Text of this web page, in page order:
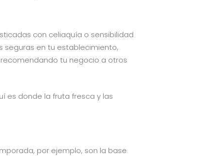
con celiaquía o sensibilidad
seguras en tu establecimiento,
tu negocio a otros
es donde la fruta fresca y las
por ejemplo, son la base